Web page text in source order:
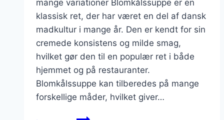
mange variationer Blomkålssuppe er en
klassisk ret, der har været en del af dansk
madkultur i mange år. Den er kendt for sin
cremede konsistens og milde smag,
hvilket gør den til en populær ret i både
hjemmet og på restauranter.
Blomkålssuppe kan tilberedes på mange
forskellige måder, hvilket giver…